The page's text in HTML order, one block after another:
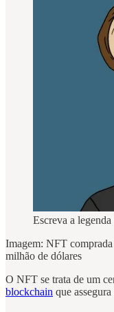
Escreva a
Imagem: NFT
milhão de dólares
O NFT se trata de um
blockchain que